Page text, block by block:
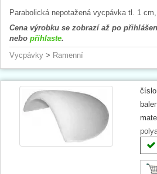
Parabolická nepotažená vycpávka tl. 1
Cena výrobku se zobrazí až po
nebo přihlaste.
Vycpávky > Ramenní